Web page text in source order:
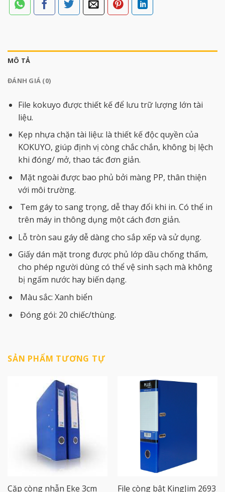
MÔ TẢ
ĐÁNH GIÁ (0)
File kokuyo được thiết kế để lưu trữ lượng lớn tài
liệu.
Kẹp nhựa chặn tài liệu: là thiết kế độc quyền của
KOKUYO, giúp định vị còng chắc chắn, không bị lệch
khi đóng/ mở, thao tác đơn giản.
Mặt ngoài được bao phủ bởi màng PP, thân thiện
với môi trường.
Tem gáy to sang trọng, dễ thay đổi khi in. Có thể in
trên máy in thông dụng một cách đơn giản.
Lỗ tròn sau gáy dễ dàng cho sắp xếp và sử dụng.
Giấy dán mặt trong được phủ lớp dầu chống thấm,
cho phép người dùng có thể vệ sinh sạch mà không
bị ngấm nước hay biến dạng.
Màu sắc: Xanh biển
Đóng gói: 20 chiếc/thùng.
SẢN PHẨM TƯƠNG TỰ
Cặp còng nhẫn Eke 3cm File còng bật KingJim 2693